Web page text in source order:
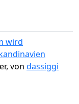
wird
von dassiggi